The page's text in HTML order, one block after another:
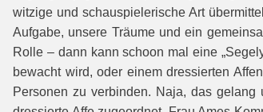
witzige und schauspielerische Art
Aufgabe, unsere Träume und ein
Rolle – dann kann schoon mal eine
bewacht wird, oder einem dressierten
Personen zu verbinden. Naja, das